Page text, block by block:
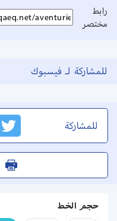
رابط
مختصر
للمشاركة لـ فيسبوك
للمشاركة
حجم الخط